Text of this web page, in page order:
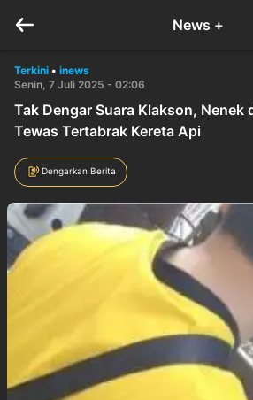
News +
Terkini • inews
Senin, 7 Juli 2025 - 02:06
Tak Dengar Suara Klakson, Nenek
Tewas Tertabrak Kereta Api
Dengarkan Berita